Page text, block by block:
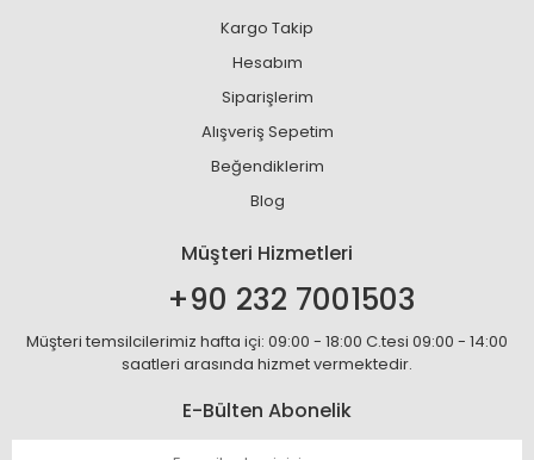
Kargo Takip
Hesabım
Siparişlerim
Alışveriş Sepetim
Beğendiklerim
Blog
Müşteri Hizmetleri
+90 232 7001503
Müşteri temsilcilerimiz hafta içi: 09:00 - 18:00 C.tesi 09:00 - 14:00
saatleri arasında hizmet vermektedir.
E-Bülten Abonelik